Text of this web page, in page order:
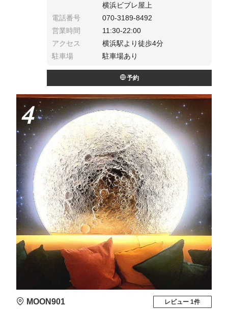
横浜ビブレ屋上
電話番号
070-3189-8492
営業時間
11:30-22:00
アクセス
横浜駅より徒歩4分
駐車場
駐車場あり
予約
4
MOON901 レビュー 1件